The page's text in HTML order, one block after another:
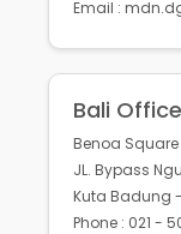
Email :
Bali Office
Benoa Square
JL. Bypass
Kuta Badung
Phone : 021 -